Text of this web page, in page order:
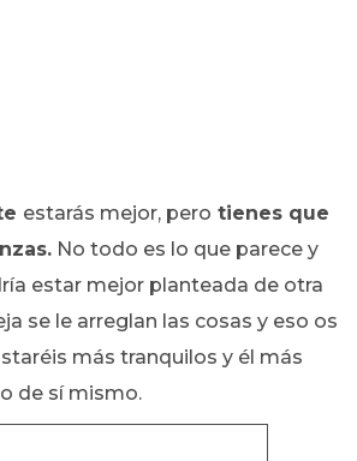
estarás mejor, pero tienes que
No todo es lo que parece y
estar mejor planteada de otra
se le arreglan las cosas y eso os
más tranquilos y él más
de sí mismo.